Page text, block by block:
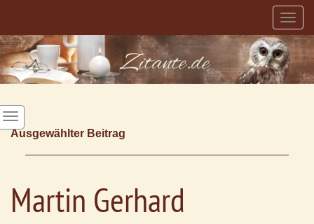
Ausgewählter Beitrag
Martin Gerhard